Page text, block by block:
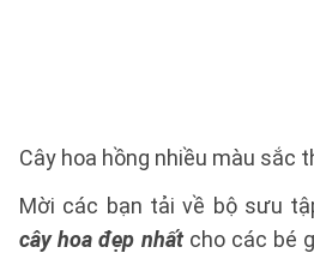
Cây hoa hồng nhiều màu sắc
Mời các bạn tải về bộ sưu
cây hoa đẹp nhấtcho các bé